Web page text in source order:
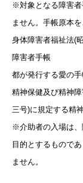
※対象となる障害者
ません。手帳原本
身体障害者福祉法(
障害者手帳
都が発行する愛の
精神保健及び精神
三号)に規定する精
※介助者の入場は、
目的とするもので
ません。